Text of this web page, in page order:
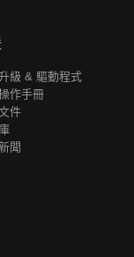
級 & 驅動程式
作手冊
件
聞